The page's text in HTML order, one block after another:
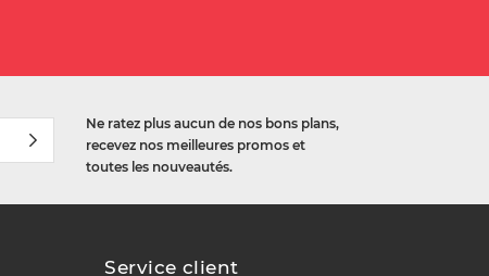
Ne ratez plus aucun de nos bons plans,
recevez nos meilleures promos et
toutes les nouveautés.
Service client